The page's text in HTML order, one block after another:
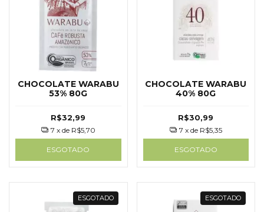
CHOCOLATE WARABU
53% 80G
R$32,99
7 x de R$5,70
ESGOTADO
CHOCOLATE WARABU
40% 80G
R$30,99
7 x de R$5,35
ESGOTADO
ESGOTADO ESGOTADO